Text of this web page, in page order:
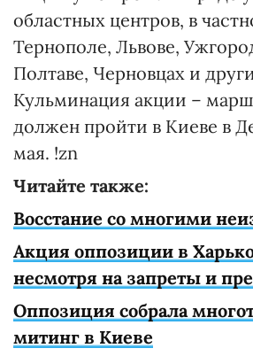
областных центров, в
Тернополе, Львове,
Полтаве, Черновцах и
Кульминация акции –
должен пройти в Киеве в
мая. !zn
Читайте также:
Восстание со многими
Акция оппозиции в
несмотря на запреты и
Оппозиция собрала
митинг в Киеве